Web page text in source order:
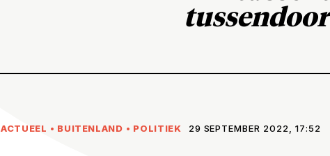
ACTUEEL • BUITENLAND • POLITIEK 29 SEPTEMBER 2022, 17:52